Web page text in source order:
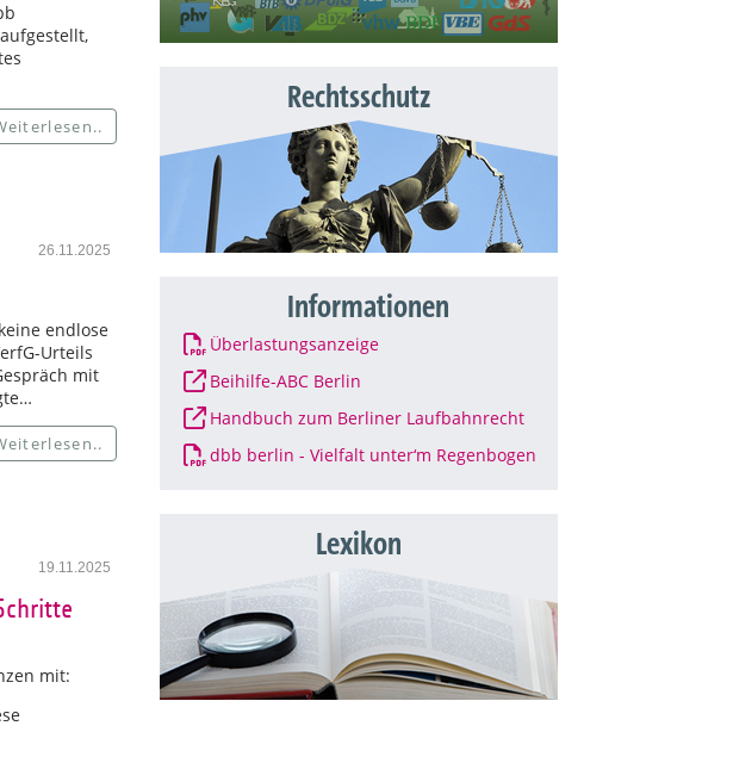
26.11.2025
endlose
Urteils
mit
19.11.2025
mit:
Rechtsschutz
Informationen
Überlastungsanzeige
Beihilfe-ABC Berlin
Handbuch zum Berliner Laufbahnrecht
dbb berlin - Vielfalt unter‘m Regenbogen
Lexikon